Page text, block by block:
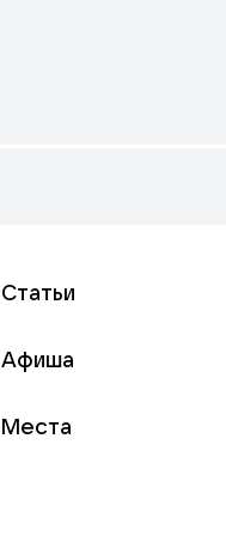
Статьи
Афиша
Места